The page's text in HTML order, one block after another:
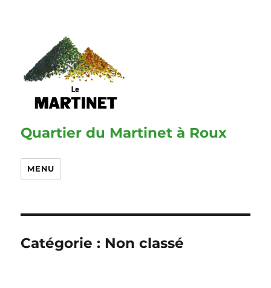
Quartier du Martinet à Roux
MENU
Catégorie : Non classé